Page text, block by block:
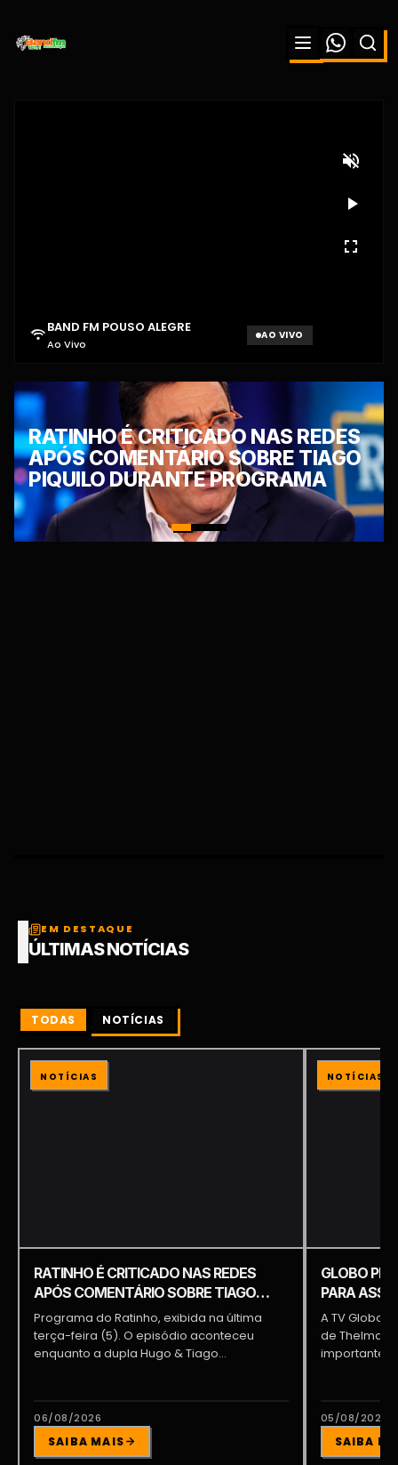
BAND FM POUSO ALEGRE
Ao Vivo
AO VIVO
APÓS COMENTÁRIO SOBRE TIAGO
PIQUILO DURANTE PROGRAMA
EM DESTAQUE
ÚLTIMAS NOTÍCIAS
TODAS NOTÍCIAS
NOTÍCIAS
RATINHO É CRITICADO NAS REDES
APÓS COMENTÁRIO SOBRE TIAGO
PIQUILO DURANTE PROGRAMA
Programa do Ratinho, exibida na última
terça-feira (5). O episódio aconteceu
enquanto a dupla Hugo & Tiago
06/08/2026
SAIBA MAIS
NOTÍCIAS
GLOBO
PARA
BRAGA E
A TV Globo
de Thelma
importante
05/08/2026
SAIBA